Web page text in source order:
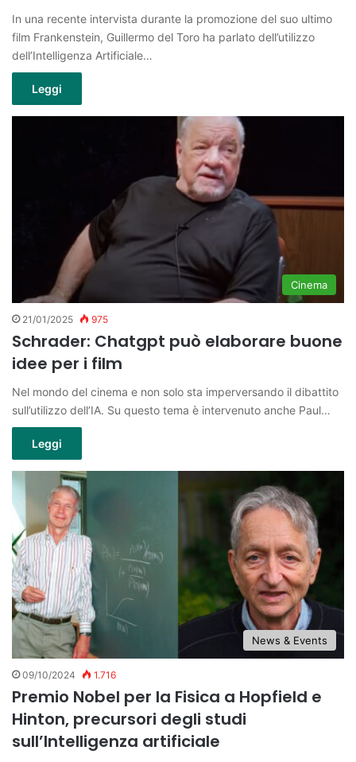
In una recente intervista durante la promozione del suo ultimo
film Frankenstein, Guillermo del Toro ha parlato dell’utilizzo
dell’Intelligenza Artificiale…
Leggi
Cinema
21/01/2025 975
Schrader: Chatgpt può elaborare buone
idee per i film
Nel mondo del cinema e non solo sta imperversando il dibattito
sull’utilizzo dell’IA. Su questo tema è intervenuto anche Paul…
Leggi
News & Events
09/10/2024 1.716
Premio Nobel per la Fisica a Hopfield e
Hinton, precursori degli studi
sull’Intelligenza artificiale